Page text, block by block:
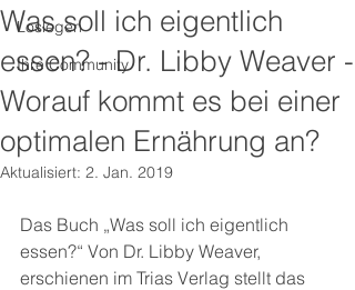
Loslegen
Ihre Community
Was soll ich eigentlich
essen? - Dr. Libby Weaver -
Worauf kommt es bei einer
optimalen Ernährung an?
Aktualisiert: 2. Jan. 2019
Das Buch „Was soll ich eigentlich
essen?“ Von Dr. Libby Weaver,
erschienen im Trias Verlag stellt das